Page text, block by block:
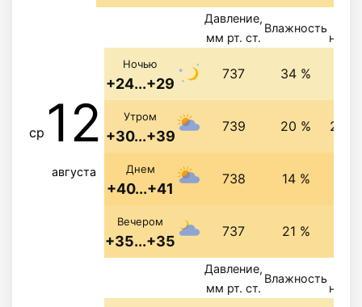
ср 12
августа
Давление,
мм рт. ст.
Влажность
Ночью
+24...+29
737 34 %
Утром
+30...+39
739 20 % 2.7
Днем
+40...+41
738 14 %
Вечером
+35...+35
737 21 %
Давление,
мм рт. ст.
Влажность